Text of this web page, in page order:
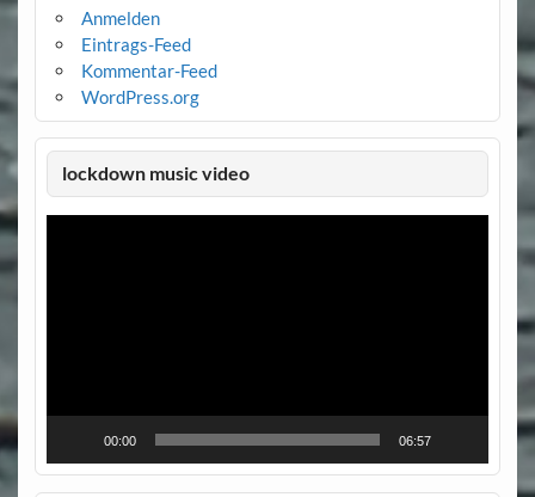
Anmelden
Eintrags-Feed
Kommentar-Feed
WordPress.org
lockdown music video
Video-
00:00 06:57